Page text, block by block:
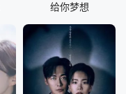
给你梦想